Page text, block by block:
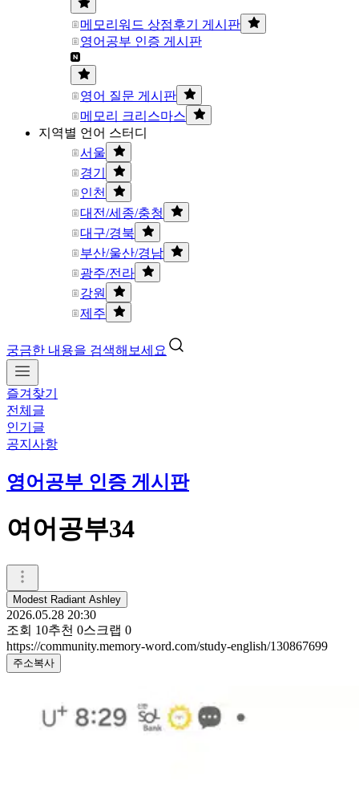
메모리워드 상점후기 게시판
영어공부 인증 게시판
영어 질문 게시판
메모리 크리스마스
지역별 언어 스터디
서울
경기
인천
대전/세종/충청
대구/경북
부산/울산/경남
광주/전라
강원
제주
궁금한 내용을 검색해보세요
즐겨찾기
전체글
인기글
공지사항
영어공부 인증 게시판
여어공부34
Modest Radiant Ashley
2026.05.28 20:30
조회 10추천 0스크랩 0
https://community.memory-word.com/study-english/130867699
주소복사